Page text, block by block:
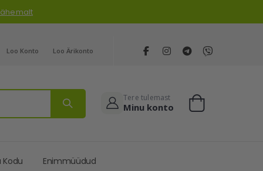
Loo Ärikonto
Loo Konto
Tere tulemast
Minu konto Cart
Kodu Enimmüüdud